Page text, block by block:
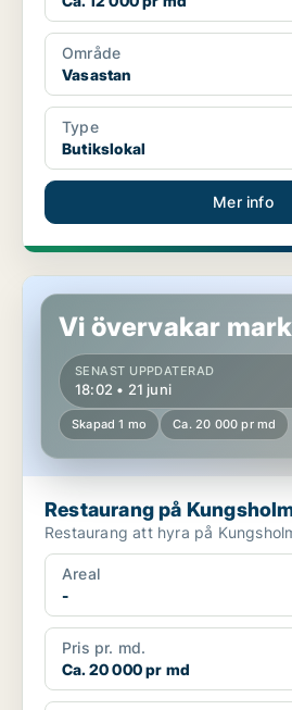
Område
Vasastan
Type
Butikslokal
Mer info
Restaurang på Kungsholmen
Vi övervakar
SENAST UPPDATERAD
18:02 • 21 juni
Skapad 1 mo Ca. 20 000 pr md
Restaurang på
Restaurang att hyra på
Areal
-
Pris pr. md.
Ca. 20 000 pr md